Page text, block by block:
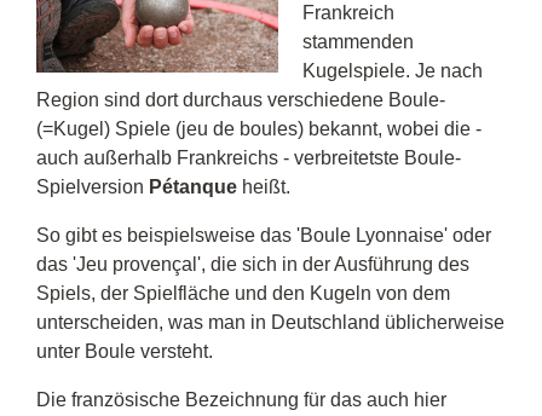
Frankreich
stammenden
Kugelspiele. Je nach
Region sind dort durchaus verschiedene Boule-
(=Kugel) Spiele (jeu de boules) bekannt, wobei die -
auch außerhalb Frankreichs - verbreitetste Boule-
Spielversion Pétanque heißt.
So gibt es beispielsweise das 'Boule Lyonnaise' oder
das 'Jeu provençal', die sich in der Ausführung des
Spiels, der Spielfläche und den Kugeln von dem
unterscheiden, was man in Deutschland üblicherweise
unter Boule versteht.
Die französische Bezeichnung für das auch hier